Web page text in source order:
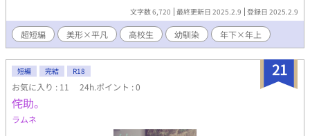
文字数 6,720 最終更新日 2025.2.9 登録日 2025.2.9
超短編 美形×平凡 高校生 幼馴染 年下×年上
21
短編 完結 R18
お気に入り : 11 24h.ポイント : 0
侘助。
ラムネ